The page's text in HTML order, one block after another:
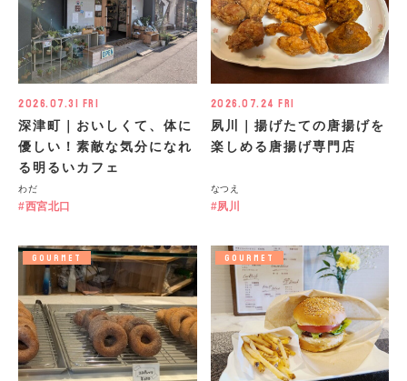
2026.07.31 Fri
深津町｜おいしくて、体に
優しい！素敵な気分になれ
る明るいカフェ
わだ
西宮北口
2026.07.24 Fri
夙川｜揚げたての唐揚げを
楽しめる唐揚げ専門店
なつえ
夙川
GOURMET GOURMET